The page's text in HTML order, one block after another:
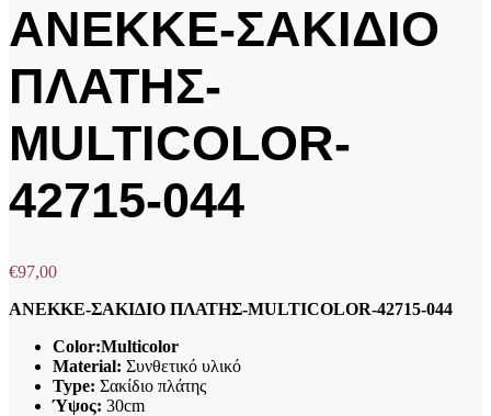
ANEKKE-ΣΑΚΙΔΙΟ
ΠΛΑΤΗΣ-
MULTICOLOR-
42715-044
€97,00
ANEKKE-ΣΑΚΙΔΙΟ ΠΛΑΤΗΣ-MULTICOLOR-42715-044
Color:Multicolor
Material: Συνθετικό υλικό
Type: Σακίδιο πλάτης
Ύψος: 30cm